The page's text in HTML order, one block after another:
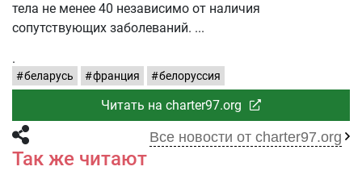
тела не менее 40 независимо от наличия
сопутствующих заболеваний.
.
беларусь франция белоруссия
Читать на charter97.org
Все новости от charter97.org
Так же читают